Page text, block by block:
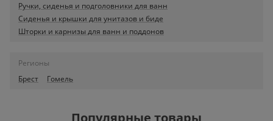
Ручки, сиденья и подголовники для ванн
Сиденья и крышки для унитазов и биде
Шторки и карнизы для ванн и поддонов
Регионы
Брест
Гомель
Популярные товары